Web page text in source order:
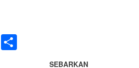
WhatsApp
SEBARKAN